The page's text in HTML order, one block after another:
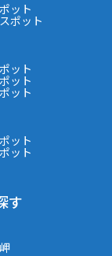
ット
ポット
ット
ット
ット
ット
ット
す